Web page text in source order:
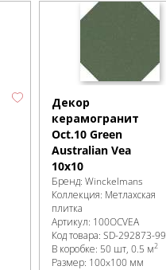
Декор
керамогранит
Oct.10 Green
Australian Vea
10x10
Бренд: Winckelmans
Коллекция: Метлахская
плитка
Артикул: 100OCVEA
Код товара: SD-292873-99
В коробке: 50 шт, 0.5 м2
Размер: 100x100 мм